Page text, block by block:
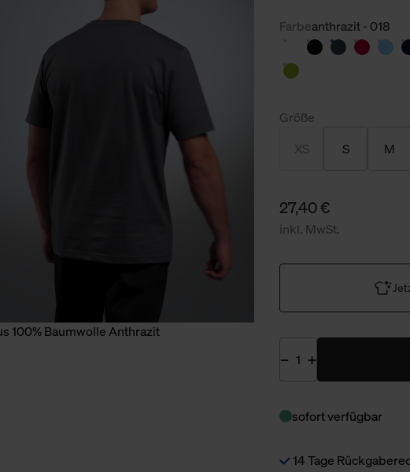
Farbeanthrazit - 018
Größe
XS S M
27,40 €
inkl. MwSt.
sofort verfügbar
14 Tage